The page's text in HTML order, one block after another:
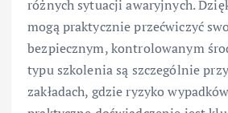
różnych sytuacji awaryjnych.
mogą praktycznie przećwiczyć
bezpiecznym, kontrolowanym
typu szkolenia są szczególnie
zakładach, gdzie ryzyko